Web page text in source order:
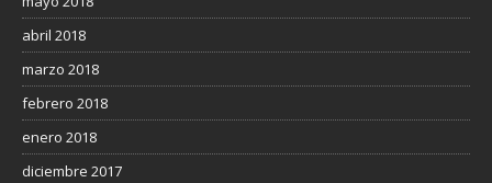
abril 2018
marzo 2018
febrero 2018
enero 2018
diciembre 2017